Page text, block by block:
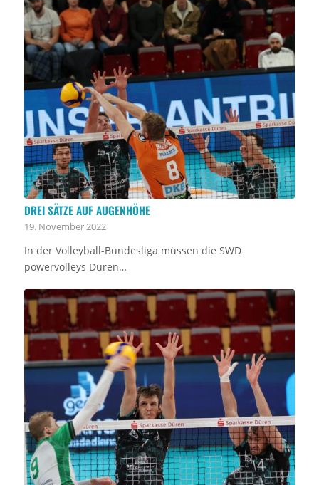
DREI SÄTZE AUF AUGENHÖHE
19. November 2022
In der Volleyball-Bundesliga müssen die SWD
powervolleys Düren…